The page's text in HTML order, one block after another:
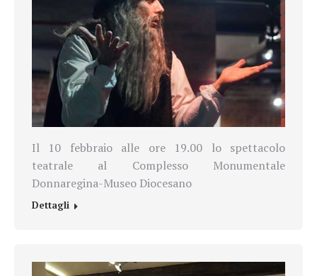
Il 10 febbraio alle ore 19.00 lo spettacolo
teatrale al Complesso Monumentale
Donnaregina-Museo Diocesano
Dettagli